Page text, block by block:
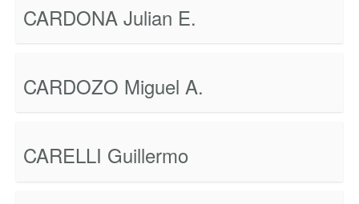
CARDONA Julian E.
CARDOZO Miguel A.
CARELLI Guillermo